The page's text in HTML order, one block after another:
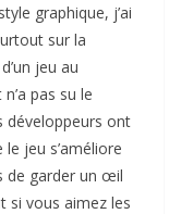
graphique, j’ai
sur la
jeu au
pas su le
développeurs ont
jeu s’améliore
de garder un œil
si vous aimez les